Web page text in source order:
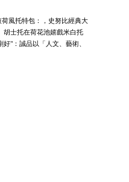
風托特包：，史努比經典大
胡士托在荷花池嬉戲米白托
"：誠品以「人文、藝術、